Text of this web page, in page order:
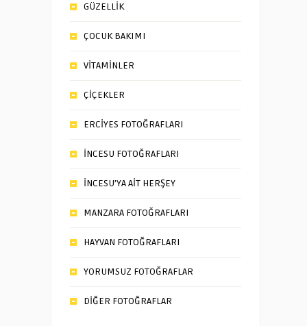
GÜZELLİK
ÇOCUK BAKIMI
VİTAMİNLER
ÇİÇEKLER
ERCİYES FOTOĞRAFLARI
İNCESU FOTOĞRAFLARI
İNCESU’YA AİT HERŞEY
MANZARA FOTOĞRAFLARI
HAYVAN FOTOĞRAFLARI
YORUMSUZ FOTOĞRAFLAR
DİĞER FOTOĞRAFLAR